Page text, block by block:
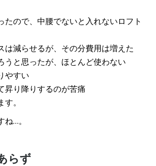
たので、中腰でないと入れないロフト
は減らせるが、その分費用は増えた
うと思ったが、ほとんど使わない
やすい
昇り降りするのが苦痛
。
…。
らず